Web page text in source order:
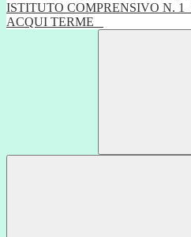
ISTITUTO COMPRENSIVO N. 1
ACQUI TERME